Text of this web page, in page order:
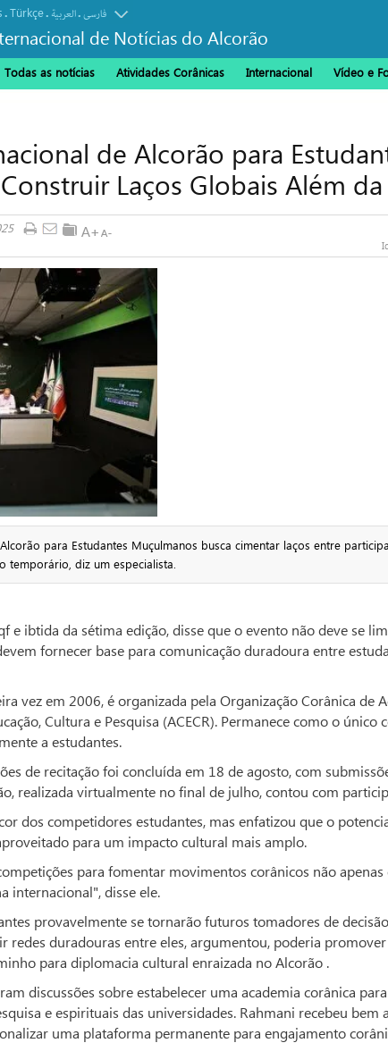
.Türkçe. العربیة.فارسی
de Notícias do Alcorão
Todas as notícias Atividades Corânicas Internacional Vídeo e
de Alcorão para
Laços Globais Além
para Estudantes Muçulmanos busca cimentar laços entre
temporário, diz um especialista.
e ibtida da sétima edição, disse que o evento não deve se
fornecer base para comunicação duradoura entre
vez em 2006, é organizada pela Organização Corânica de
Cultura e Pesquisa (ACECR). Permanece como o único
a estudantes.
de recitação foi concluída em 18 de agosto, com
realizada virtualmente no final de julho, contou com
dos competidores estudantes, mas enfatizou que o
para um impacto cultural mais amplo.
para fomentar movimentos corânicos não
internacional", disse ele.
provavelmente se tornarão futuros tomadores de
redes duradouras entre eles, argumentou, poderia
para diplomacia cultural enraizada no Alcorão .
discussões sobre estabelecer uma academia corânica
e espirituais das universidades. Rahmani recebeu bem
uma plataforma permanente para engajamento